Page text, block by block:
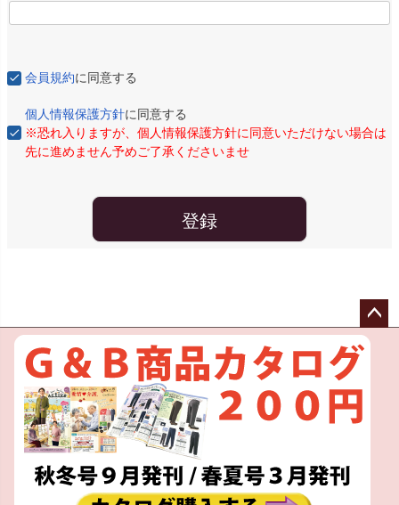
会員規約に同意する
個人情報保護方針に同意する
※恐れ入りますが、個人情報保護方針に同意いただけない場合は
先に進めません予めご了承くださいませ
登録
ペー
へ